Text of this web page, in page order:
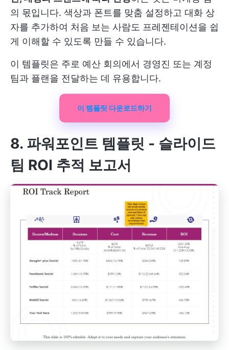
의 몫입니다. 색상과 폰트를 맞춤 설정하고 대화 상
자를 추가하여 처음 보는 사람도 프레젠테이션을 쉽
게 이해할 수 있도록 만들 수 있습니다.
이 템플릿은 주로 예산 회의에서 경영진 또는 계정
팀과 플랜을 전달하는 데 유용합니다.
이 템플릿 다운로드하기
8. 파워포인트 템플릿 - 슬라이드
팀 ROI 추적 보고서